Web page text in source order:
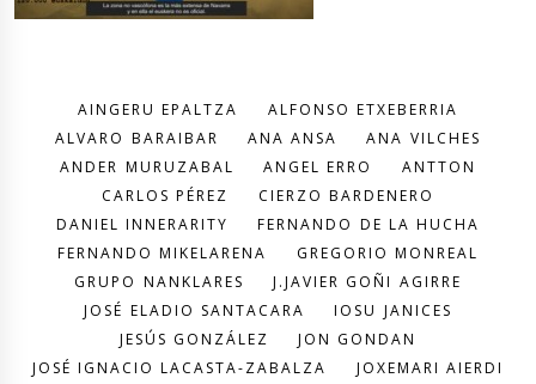
AINGERU EPALTZA
ALFONSO ETXEBERRIA
ALVARO BARAIBAR
ANA ANSA
ANA VILCHES
ANDER MURUZABAL
ANGEL ERRO
ANTTON
CARLOS PÉREZ
CIERZO BARDENERO
DANIEL INNERARITY
FERNANDO DE LA HUCHA
FERNANDO MIKELARENA
GREGORIO MONREAL
GRUPO NANKLARES
J.JAVIER GOÑI AGIRRE
JOSÉ ELADIO SANTACARA
IOSU JANICES
JESÚS GONZÁLEZ
JON GONDAN
JOSÉ IGNACIO LACASTA-ZABALZA
JOXEMARI AIERDI